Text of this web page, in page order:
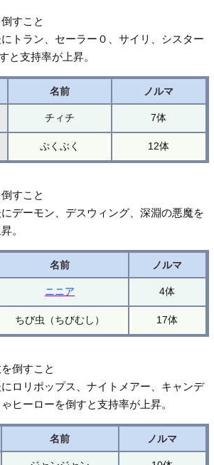
すこと
トラン、セーラー０、サイリ、シスター
と支持率が上昇。
名前 ノルマ
チィチ 7体
ぷくぶく 12体
すこと
デーモン、デスウィング、深淵の悪魔を
。
名前 ノルマ
ニニア 4体
ちび虫（ちびむし） 17体
倒すこと
ロリポップス、ナイトメアー、キャンデ
ヒーローを倒すと支持率が上昇。
名前 ノルマ